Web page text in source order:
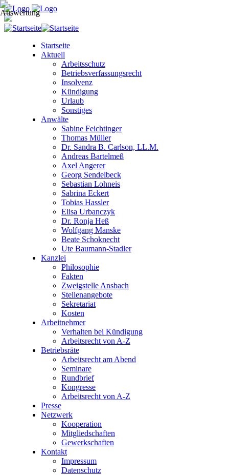
Startseite
Aktuell
Arbeitsschutz
Betriebsverfassungsrecht
Insolvenz
Kündigung
Urlaub
Sonstiges
Anwälte
Sabine Feichtinger
Thomas Müller
Dr. Sandra B. Carlson, LL.M.
Andreas Bartelmeß
Axel Angerer
Georg Sendelbeck
Sebastian Lohneis
Sabrina Eckert
Tobias Hassler
Elisa Urbanczyk
Dr. Ronja Heß
Wolfgang Manske
Beate Schoknecht
Ute Baumann-Stadler
Kanzlei
Philosophie
Fakten
Zweigstelle Ansbach
Stellenangebote
Sekretariat
Kosten
Arbeitnehmer
Verhalten bei Kündigung
Arbeitsrecht von A-Z
Betriebsräte
Arbeitsrecht am Abend
Seminare
Rundbrief
Kongresse
Arbeitsrecht von A-Z
Presse
Netzwerk
Kooperation
Mitgliedschaften
Gewerkschaften
Kontakt
Impressum
Datenschutz